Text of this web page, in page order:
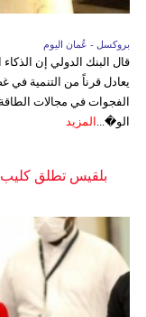
بروكسل - عُمان اليوم
قال البنك الدولي إن
يعادل قرناً من التنمية
الفجوات في مجالات
الو�...
المزيد
بلقيس تطلق كليب